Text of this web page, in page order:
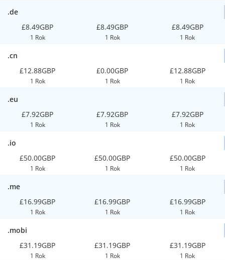
.de
£8.49GBP
1 Rok
£8.49GBP
1 Rok
£8.49GBP
1 Rok
.cn
£12.88GBP
1 Rok
£0.00GBP
1 Rok
£12.88GBP
1 Rok
.eu
£7.92GBP
1 Rok
£7.92GBP
1 Rok
£7.92GBP
1 Rok
.io
£50.00GBP
1 Rok
£50.00GBP
1 Rok
£50.00GBP
1 Rok
.me
£16.99GBP
1 Rok
£16.99GBP
1 Rok
£16.99GBP
1 Rok
.mobi
£31.19GBP
1 Rok
£31.19GBP
1 Rok
£31.19GBP
1 Rok